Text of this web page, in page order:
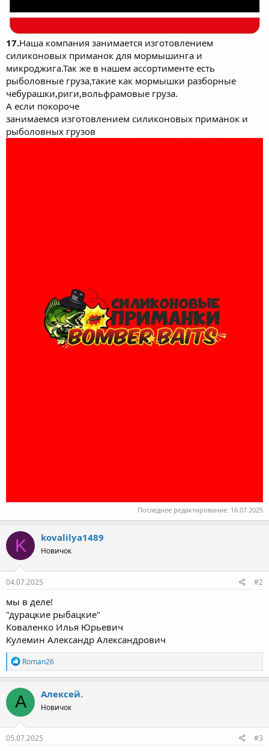
17.Наша компания занимается изготовлением
силиконовых приманок для мормышинга и
микроджига.Так же в нашем ассортименте есть
рыболовные груза,такие как мормышки разборные
чебурашки,риги,вольфрамовые груза.
А если покороче
занимаемся изготовлением силиконовых приманок и
рыболовных грузов
Последнее редактирование: 16.07.2025
K kovalilya1489
Новичок
04.07.2025 #2
мы в деле!
"дурацкие рыбацкие"
Коваленко Илья Юрьевич
Кулемин Александр Александрович
Р
е
а
к
ц
и
и
:
Roman26
А Алексей.
Новичок
05.07.2025 #3